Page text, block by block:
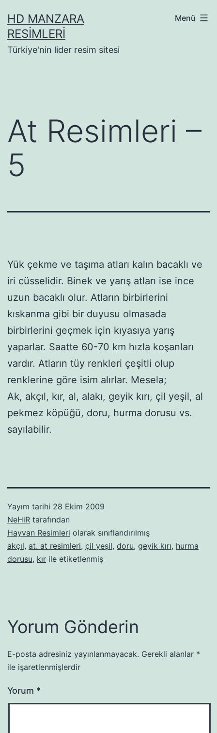
geçHD MANZARA
RESIMLERI
Türkiye'nin lider resim sitesi
Menü
At Resimleri –
5
Yük çekme ve taşıma atları kalın bacaklı ve
iri cüsselidir. Binek ve yarış atları ise ince
uzun bacaklı olur. Atların birbirlerini
kıskanma gibi bir duyusu olmasada
birbirlerini geçmek için kıyasıya yarış
yaparlar. Saatte 60-70 km hızla koşanları
vardır. Atların tüy renkleri çeşitli olup
renklerine göre isim alırlar. Mesela;
Ak, akçıl, kır, al, alakı, geyik kırı, çil yeşil, al
pekmez köpüğü, doru, hurma dorusu vs.
sayılabilir.
Yayım tarihi 28 Ekim 2009
NeHiR tarafından
Hayvan Resimleri olarak sınıflandırılmış
akçıl, at. at resimleri, çil yeşil, doru, geyik kırı, hurma
dorusu, kır ile etiketlenmiş
Yorum Gönderin
E-posta adresiniz yayınlanmayacak. Gerekli alanlar *
ile işaretlenmişlerdir
Yorum *